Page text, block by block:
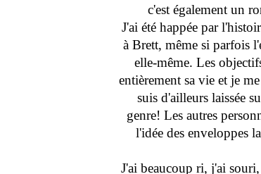
c'est également un
J'ai été happée par
à Brett, même si parfois
elle-même. Les
entièrement sa vie et je
suis d'ailleurs laissée
genre! Les autres
l'idée des enveloppes
J'ai beaucoup ri, j'ai